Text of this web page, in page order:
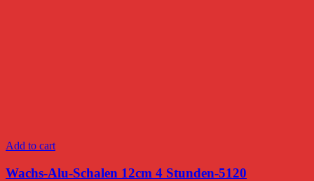
Add to cart
Wachs-Alu-Schalen 12cm 4 Stunden-5120